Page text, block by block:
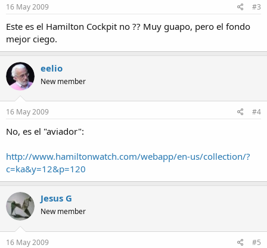
16 May 2009 #3
Este es el Hamilton Cockpit no ?? Muy guapo, pero el fondo
mejor ciego.
eelio
New member
16 May 2009 #4
No, es el "aviador":
http://www.hamiltonwatch.com/webapp/en-us/collection/?
c=ka&y=12&p=120
Jesus G
New member
16 May 2009 #5